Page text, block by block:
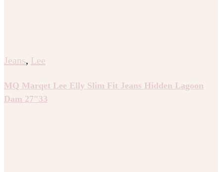
Jeans, Lee
MQ Marqet Lee Elly Slim Fit Jeans Hidden Lagoon
Dam 27″33